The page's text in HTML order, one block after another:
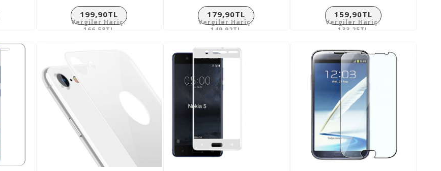
199,90TL
Vergiler Hariç:
166,58TL
179,90TL
Vergiler Hariç:
149,92TL
159,90TL
Vergiler Hariç:
133,25TL